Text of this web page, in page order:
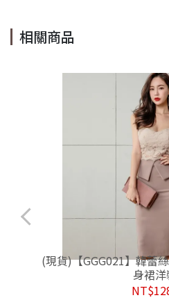
相關商品
(現貨)【GGG021】韓蕾
身裙